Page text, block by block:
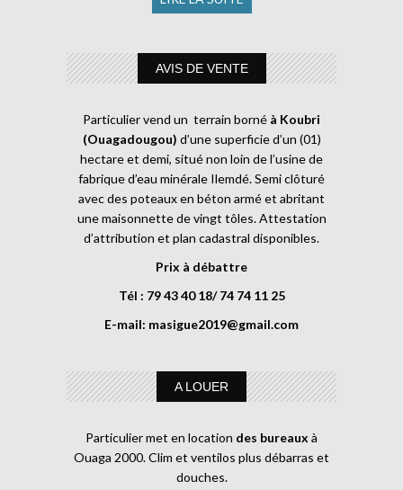
AVIS DE VENTE
Particulier vend un terrain borné à Koubri
(Ouagadougou) d’une superficie d’un (01)
hectare et demi, situé non loin de l’usine de
fabrique d’eau minérale Ilemdé. Semi clôturé
avec des poteaux en béton armé et abritant
une maisonnette de vingt tôles. Attestation
d’attribution et plan cadastral disponibles.
Prix à débattre
Tél : 79 43 40 18/ 74 74 11 25
E-mail: masigue2019@gmail.com
A LOUER
Particulier met en location des bureaux à
Ouaga 2000. Clim et ventilos plus débarras et
douches.